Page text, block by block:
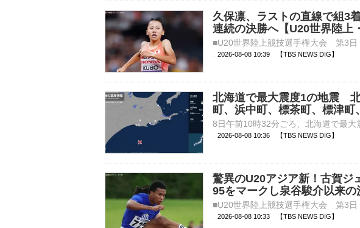
久保凛、ラストの直線で組3
連続の決勝へ【U20世界陸上
2026-08-08 10:39 【TBS NEWS DIG】
北海道で最大震度1の地震
町、浜中町、標茶町、標津町
2026-08-08 10:36 【TBS NEWS DIG】
驚異のU20アジア新！古賀ジ
95をマークし泉谷駿介以来の
2026-08-08 10:33 【TBS NEWS DIG】